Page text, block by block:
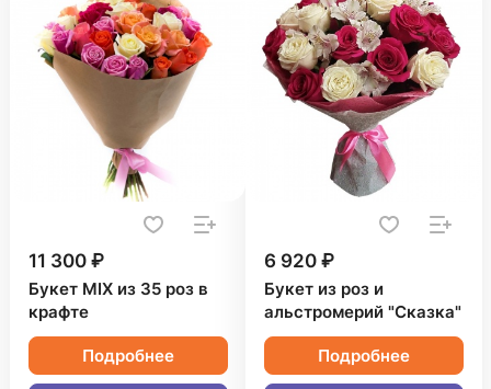
11 300 ₽
Букет MIX из 35 роз в
крафте
Подробнее
6 920 ₽
Букет из роз и
альстромерий "Сказка"
Подробнее